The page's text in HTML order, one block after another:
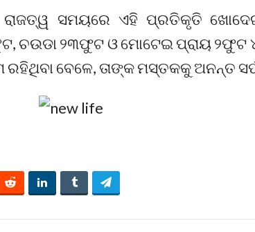
ସମୟରେ ଏହି ପ୍ରତିକୃତି
ଚଉଡା ୨୩ଫୁଟ ଓ ମୋଟେଇ ପ୍ରାୟ ୨ଫୁଟ
ବେଳେ, ତାଙ୍କ ମସ୍ତକକୁ ଅନନ୍ତ